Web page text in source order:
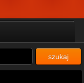
szukaj